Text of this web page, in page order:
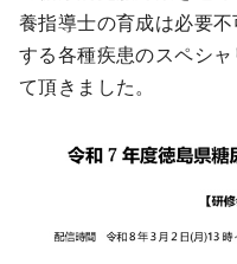
養指導士の育成は必要
する各種疾患のスペシ
て頂きました。